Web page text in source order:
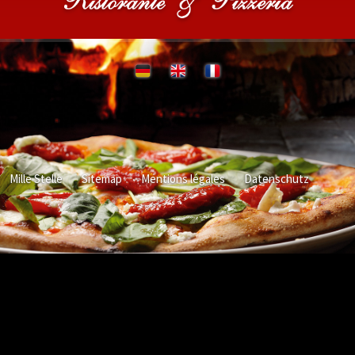
Mille Stelle Sitemap Mentions légales Datenschutz